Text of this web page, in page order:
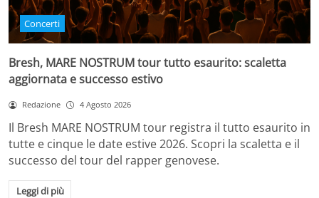
Concerti
Bresh, MARE NOSTRUM tour tutto esaurito: scaletta
aggiornata e successo estivo
Redazione 4 Agosto 2026
Il Bresh MARE NOSTRUM tour registra il tutto esaurito in
tutte e cinque le date estive 2026. Scopri la scaletta e il
successo del tour del rapper genovese.
Leggi di più